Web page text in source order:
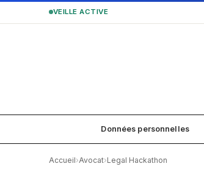
VEILLE ACTIVE
Données personnelles
Accueil›Avocat›Legal Hackathon